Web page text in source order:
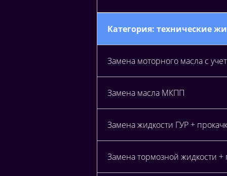
Категория: технические
Замена моторного масла с
Замена масла МКПП
Замена жидкости ГУР +
Замена тормозной жидкости